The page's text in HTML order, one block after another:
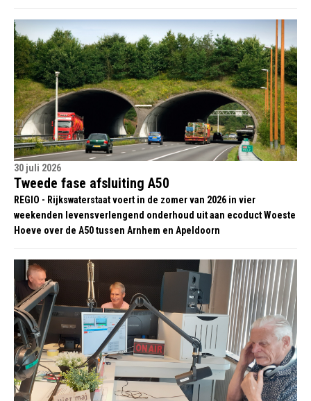
30 juli 2026
Tweede fase afsluiting A50
REGIO - Rijkswaterstaat voert in de zomer van 2026 in vier
weekenden levensverlengend onderhoud uit aan ecoduct Woeste
Hoeve over de A50 tussen Arnhem en Apeldoorn